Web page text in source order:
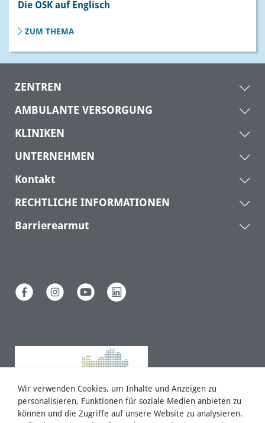
Die OSK auf Englisch
ZUM THEMA
ZENTREN
AMBULANTE VERSORGUNG
KLINIKEN
UNTERNEHMEN
Kontakt
RECHTLICHE INFORMATIONEN
Barrierearmut
Wir verwenden Cookies, um Inhalte und Anzeigen zu
personalisieren, Funktionen für soziale Medien anbieten zu
können und die Zugriffe auf unsere Website zu analysieren.